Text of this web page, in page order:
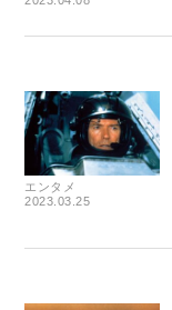
エンタメ
2023.03.25